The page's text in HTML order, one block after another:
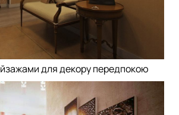
для декору передпокою